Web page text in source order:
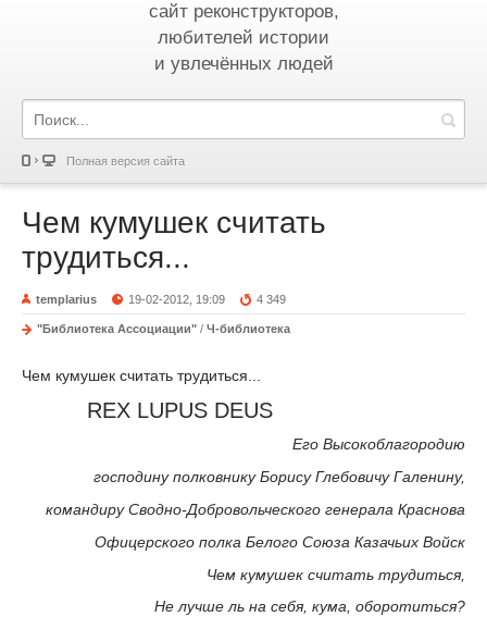
сайт реконструкторов,
любителей истории
и увлечённых людей
Полная версия сайта
Чем кумушек считать
трудиться...
templarius 19-02-2012, 19:09 4 349
"Библиотека Ассоциации" / Ч-библиотека
Чем кумушек считать трудиться...
REX LUPUS DEUS
Его Высокоблагородию
господину полковнику Борису Глебовичу Галенину,
командиру Сводно-Добровольческого генерала Краснова
Офицерского полка Белого Союза Казачьих Войск
Чем кумушек считать трудиться,
Не лучше ль на себя, кума, оборотиться?